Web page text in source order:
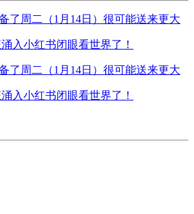
了周二（1月14日）很可能送来更大
入小红书闭眼看世界了！
了周二（1月14日）很可能送来更大
入小红书闭眼看世界了！